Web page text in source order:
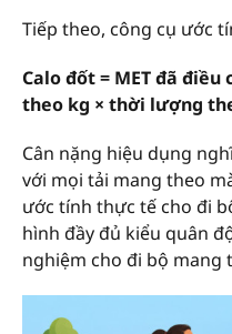
Tiếp theo, công cụ ước
Calo đốt = MET đã
theo kg × thời lượng
Cân nặng hiệu dụng
với mọi tải mang theo
ước tính thực tế cho đi
hình đầy đủ kiểu quân
nghiệm cho đi bộ mang